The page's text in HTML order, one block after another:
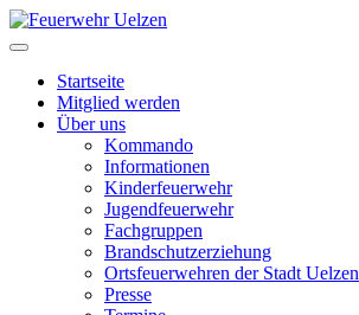
Startseite
Mitglied werden
Über uns
Kommando
Informationen
Kinderfeuerwehr
Jugendfeuerwehr
Fachgruppen
Brandschutzerziehung
Ortsfeuerwehren der Stadt Uelzen
Presse